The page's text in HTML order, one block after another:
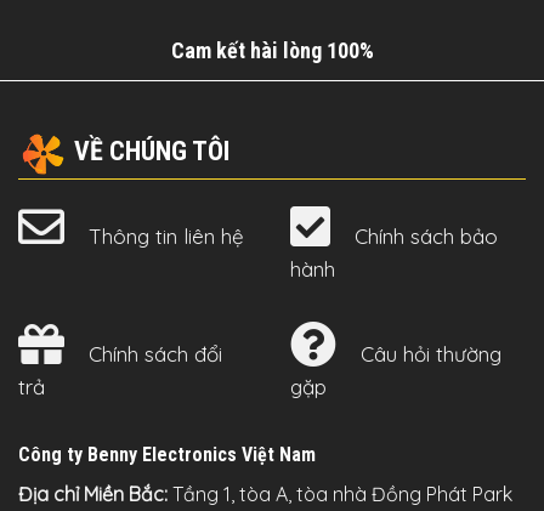
Cam kết hài lòng 100%
VỀ CHÚNG TÔI
Thông tin liên hệ
Chính sách bảo
hành
Chính sách đổi
trả
Câu hỏi thường
gặp
Công ty Benny Electronics Việt Nam
Địa chỉ Miền Bắc: Tầng 1, tòa A, tòa nhà Đồng Phát Park